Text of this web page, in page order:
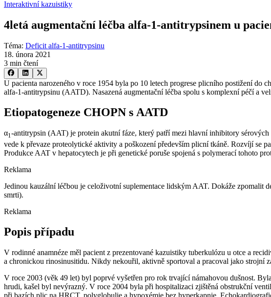
Interaktivní kazuistiky
4letá augmentační léčba alfa-1-antitrypsinem u
Téma: Deficit alfa-1-antitrypsinu
18. února 2021
3 min čtení
U pacienta narozeného v roce 1954 byla po 10 letech progrese plicního postižení
alfa-1-antitrypsinu (AATD). Nasazená augmentační léčba spolu s komplexní péčí a
Etiopatogeneze CHOPN s AATD
α1-antitrypsin (AAT) je protein akutní fáze, který patří mezi hlavní inhibitory
vede k převaze proteolytické aktivity a poškození především plicní tkáně. Rozvíjí se
Produkce AAT v hepatocytech je při genetické poruše spojená s polymerací tohoto
Reklama
Jedinou kauzální léčbou je celoživotní suplementace lidským AAT. Dokáže zpomalit
smrti).
Reklama
Popis případu
V rodinné anamnéze měl pacient z prezentované kazuistiky tuberkulózu u otce a
a chronickou rinosinusitidu. Nikdy nekouřil, aktivně sportoval a pracoval jako strojní
V roce 2003 (věk 49 let) byl poprvé vyšetřen pro rok trvající námahovou dušnost.
hrudi, kašel byl nevýrazný. V roce 2004 byla při hospitalizaci zjištěná obstrukční